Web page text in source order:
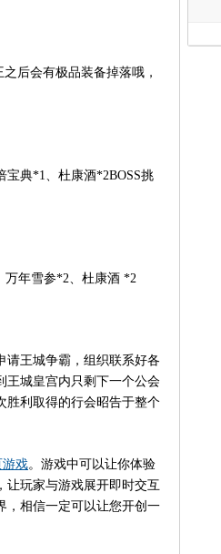
后会有极品装备掉落哦，
典*1、杜康酒*2BOSS挑
年雪参*2、杜康酒 *2
王城争霸，组织联系好各
王城皇宫内只剩下一个公会
胜利取得的行会昭告于整个
游戏。游戏中可以让你体验
让玩家与游戏展开即时交互
，相信一定可以让您开创一